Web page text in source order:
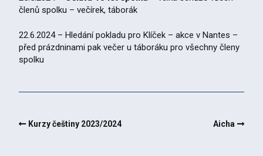
členů spolku – večírek, táborák
22.6.2024 – Hledání pokladu pro Klíček – akce v Nantes –
před prázdninami pak večer u táboráku pro všechny členy
spolku
Kurzy češtiny 2023/2024 Aicha